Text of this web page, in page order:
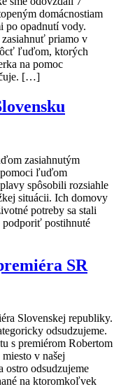
domácnostiam
po opadnutí vody.
priamo v
ľuďom, ktorých
na pomoc
[…]
zasiahnutým
pomoci ľuďom
spôsobili rozsiahle
situácii. Ich domovy
potreby sa stali
podporiť postihnuté
SR
Slovenskej republiky.
odsudzujeme.
s premiérom Robertom
v našej
odsudzujeme
na ktoromkoľvek